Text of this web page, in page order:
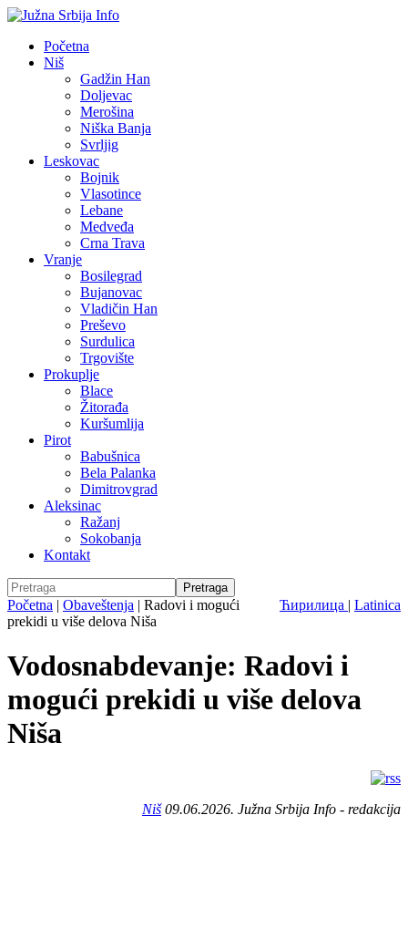
Početna
Niš
Gadžin Han
Doljevac
Merošina
Niška Banja
Svrljig
Leskovac
Bojnik
Vlasotince
Lebane
Medveđa
Crna Trava
Vranje
Bosilegrad
Bujanovac
Vladičin Han
Preševo
Surdulica
Trgovište
Prokuplje
Blace
Žitorađa
Kuršumlija
Pirot
Babušnica
Bela Palanka
Dimitrovgrad
Aleksinac
Ražanj
Sokobanja
Kontakt
Ћирилица | Latinica
Početna | Obaveštenja | Radovi i mogući
prekidi u više delova Niša
Vodosnabdevanje: Radovi i
mogući prekidi u više delova
Niša
Niš09.06.2026. Južna Srbija Info - redakcija